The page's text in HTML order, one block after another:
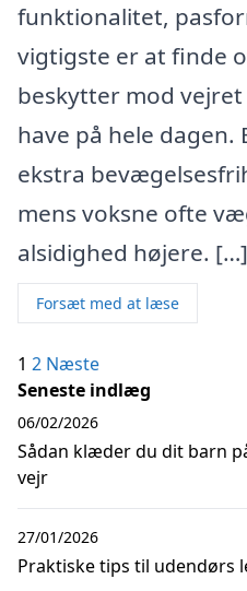
funktionalitet,
vigtigste er at finde
beskytter mod
have på hele
ekstra
mens voksne ofte
alsidighed højere. […]
Forsæt med at læse
Indlægsinddeling
1 2 Næste
Seneste indlæg
Sådan klæder du dit barn
vejr
06/02/2026
Praktiske tips til udendørs
27/01/2026